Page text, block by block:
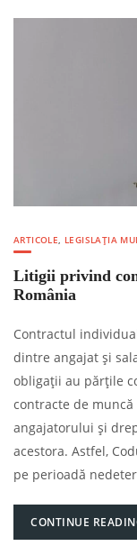
ARTICOLE, LEGISLAȚIA
Litigii privind
România
Contractul
dintre angajat și
obligații au părțile
contracte de
angajatorului și
acestora. Astfel,
pe perioadă
CONTINUE